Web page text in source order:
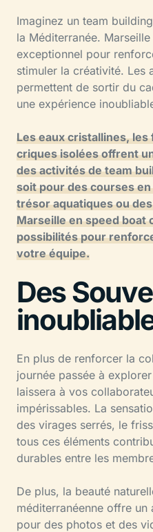
Imaginez un team
la Méditerranée.
exceptionnel pour
stimuler la créativité. Les
permettent de sortir du
une expérience
Les eaux cristallines,
criques isolées offrent
des activités de team
soit pour des courses
trésor aquatiques ou
Marseille en speed boat
possibilités pour
votre équipe.
Des
En plus de renforcer la
journée passée à
laissera à vos
impérissables. La
des virages serrés, le
tous ces éléments
durables entre les
De plus, la beauté
méditerranéenne offre
pour des photos et des